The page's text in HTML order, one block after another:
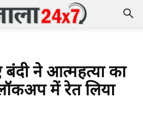
ने आत्महत्या का
लॉकअप में रेत लिया